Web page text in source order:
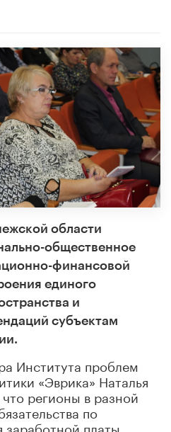
области
общественное
финансовой
единого
и
субъектам
Института проблем
«Эврика» Наталья
регионы в разной
по
платы